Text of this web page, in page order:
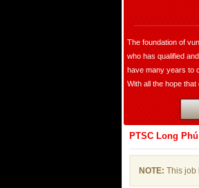
The foundation of
who has qualified
have many years to
With all the hope
image of leader,
bring comfortable
domestic but also
PTSC Long
NOTE: This job